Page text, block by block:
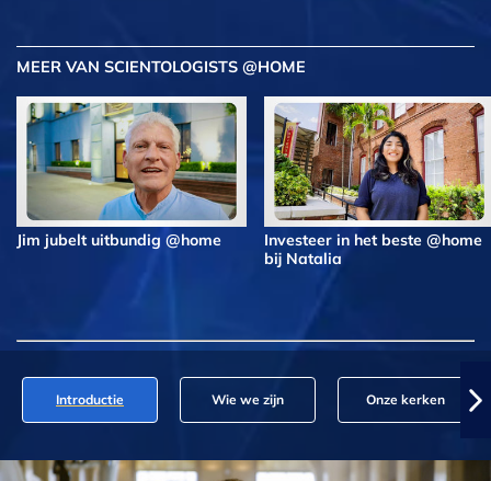
MEER VAN SCIENTOLOGISTS @HOME
Jim jubelt uitbundig @home
Investeer in het beste @home
bij Natalia
Introductie Wie we zijn Onze kerken